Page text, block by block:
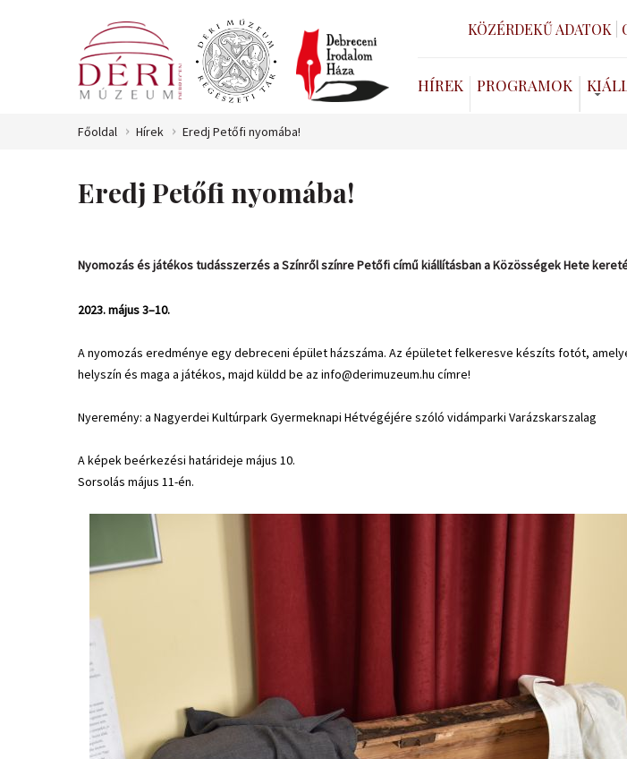
KÖZÉRDEKŰ ADATOK
HÍREK PROGRAMOK
Főoldal Hírek Eredj Petőfi nyomába!
Eredj Petőfi nyomába!
Nyomozás és játékos tudásszerzés a Színről színre Petőfi című kiállításban a Közösségek Hete
2023. május 3–10.
A nyomozás eredménye egy debreceni épület házszáma. Az épületet felkeresve készíts fotót,
helyszín és maga a játékos, majd küldd be az info@derimuzeum.hu címre!
Nyeremény: a Nagyerdei Kultúrpark Gyermeknapi Hétvégéjére szóló vidámparki Varázskarszalag
A képek beérkezési határideje május 10.
Sorsolás május 11-én.